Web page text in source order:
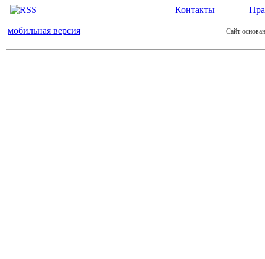
Контакты
мобильная версия Сайт